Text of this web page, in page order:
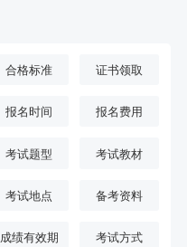
合格标准 证书领取
报名时间 报名费用
考试题型 考试教材
考试地点 备考资料
成绩有效期 考试方式